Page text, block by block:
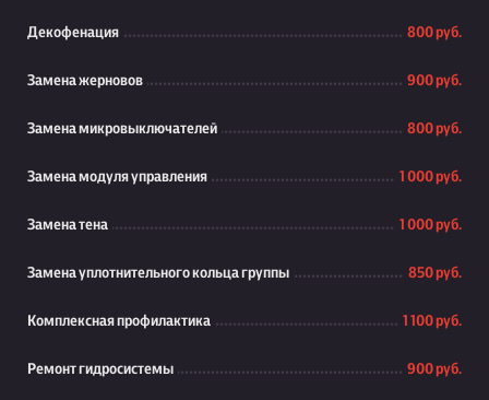
Декофенация 800 руб.
Замена жерновов 900 руб.
Замена микровыключателей 800 руб.
Замена модуля управления 1 000 руб.
Замена тена 1 000 руб.
Замена уплотнительного кольца группы 850 руб.
Комплексная профилактика 1 100 руб.
Ремонт гидросистемы 900 руб.